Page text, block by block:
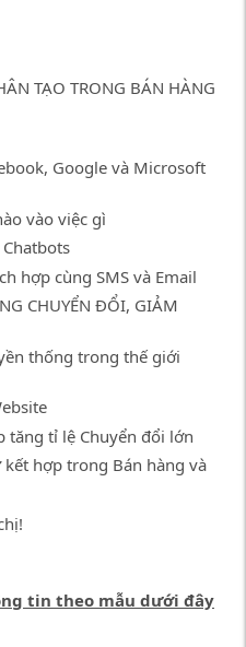
TẠO TRONG BÁN HÀNG
Google và Microsoft
vào việc gì
hợp cùng SMS và Email
CHUYỂN ĐỔI, GIẢM
thống trong thế giới
tăng tỉ lệ Chuyển đổi lớn
kết hợp trong Bán hàng và
tin theo mẫu dưới đây